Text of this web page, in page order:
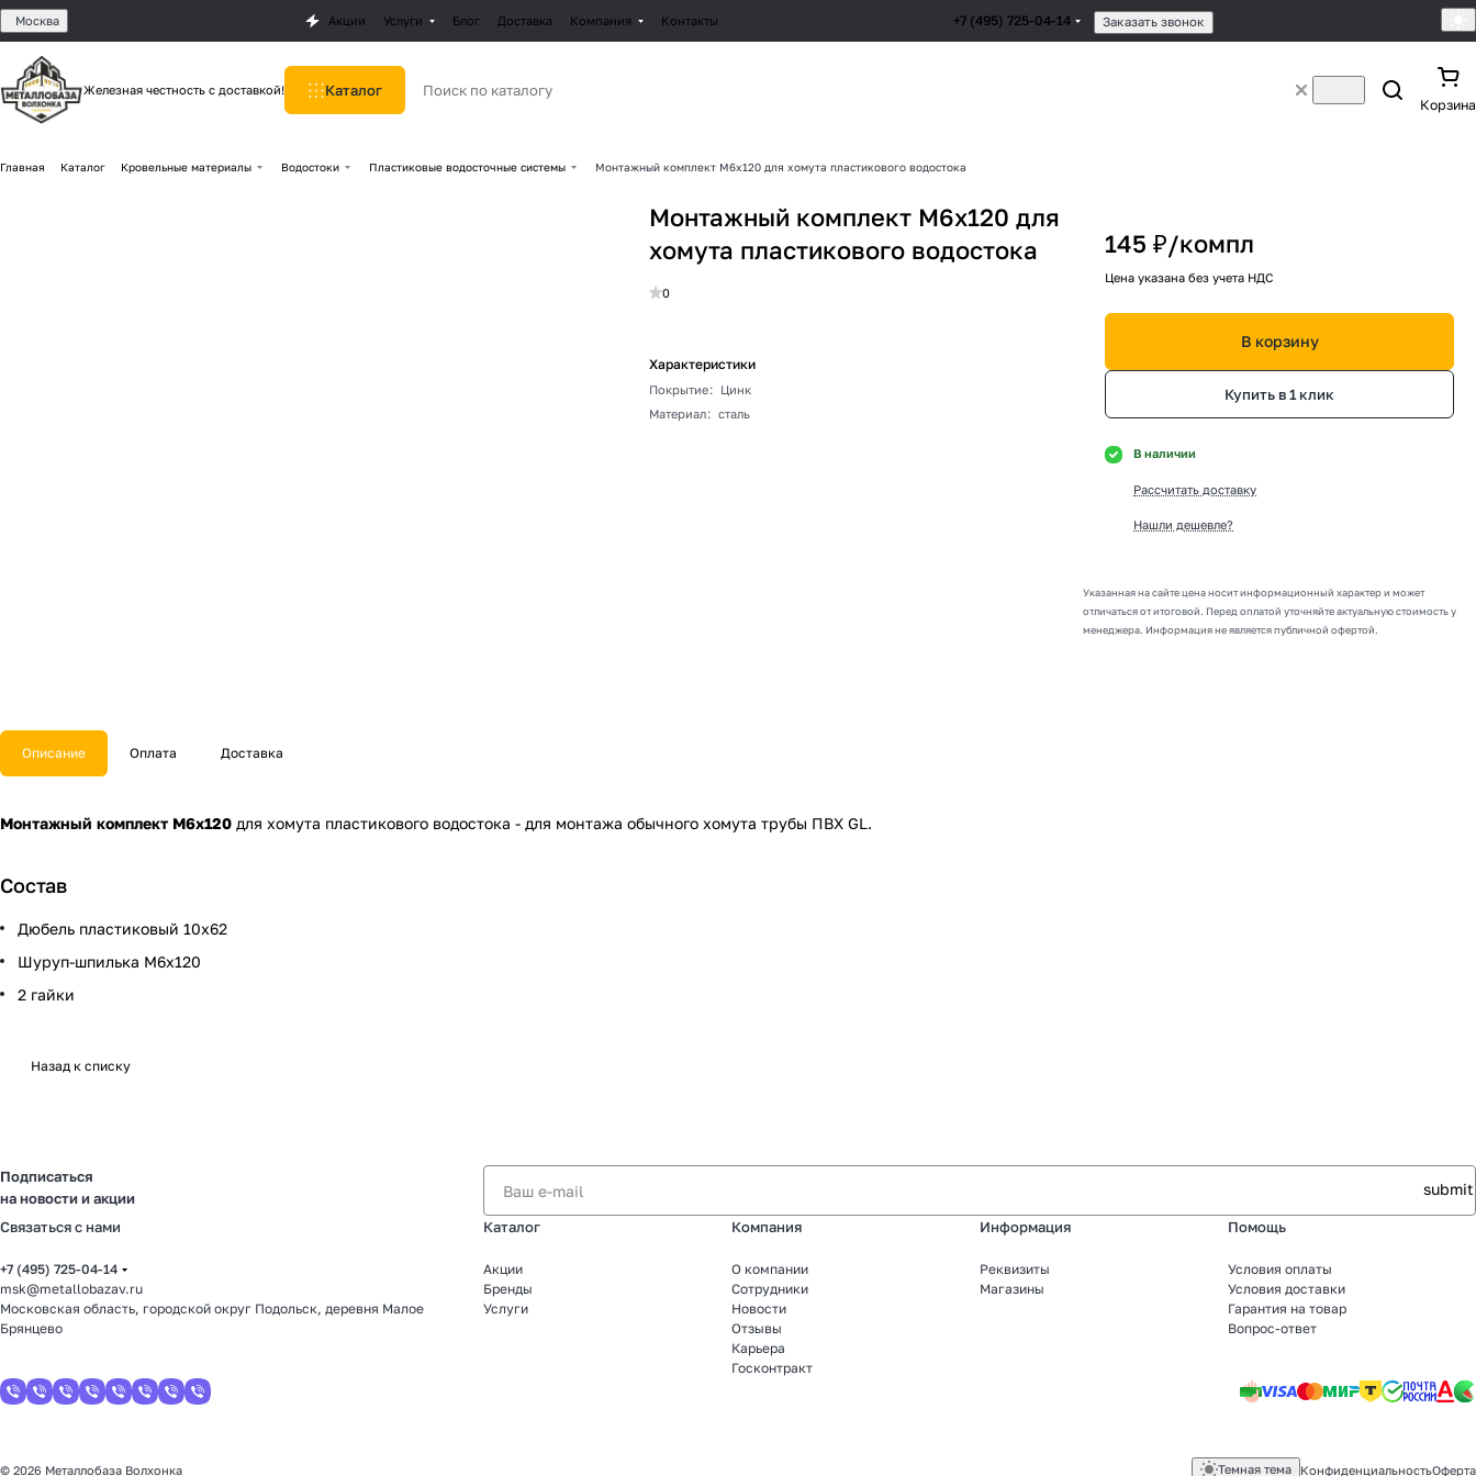
Москва Акции Услуги Блог Доставка Компания Контакты +7 (495) 725-04-14 Заказать звонок
Железная честность с доставкой! Каталог
Корзина
Главная Каталог Кровельные материалы Водостоки Пластиковые водосточные системы Монтажный комплект М6х120 для хомута пластикового водостока
Монтажный комплект М6х120 для
хомута пластикового водостока
0
Характеристики
Покрытие:
Цинк
Материал: сталь
145 ₽/компл
Цена указана без учета НДС
В корзину
Купить в 1 клик
В наличии
Рассчитать доставку
Нашли дешевле?
Указанная на сайте цена носит информационный характер и может
отличаться от итоговой. Перед оплатой уточняйте актуальную стоимость у
менеджера. Информация не является публичной офертой.
Описание Оплата Доставка
Монтажный комплект М6х120 для хомута пластикового водостока - для монтажа обычного хомута трубы ПВХ GL.
Состав
Дюбель пластиковый 10х62
Шуруп-шпилька М6х120
2 гайки
Назад к списку
Подписаться
на новости и акции
Связаться с нами
+7 (495) 725-04-14
msk@metallobazav.ru
Московская область, городской округ Подольск, деревня Малое
Брянцево
Каталог
Акции
Бренды
Услуги
Компания
О компании
Сотрудники
Новости
Отзывы
Карьера
Госконтракт
Информация
Реквизиты
Магазины
Помощь
Условия оплаты
Условия доставки
Гарантия на товар
Вопрос-ответ
© 2026 Металлобаза Волхонка Темная тема КонфиденциальностьОферта